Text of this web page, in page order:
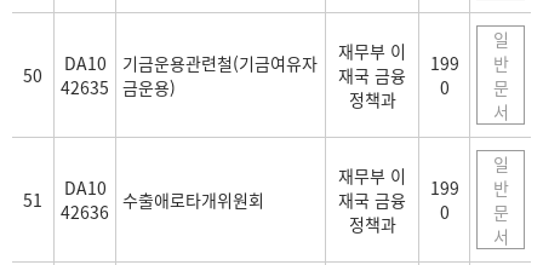
50
DA10
42635
기금운용관련철(기금여유자
금운용)
재무부 이
재국 금융
정책과
199
0
일
반
문
서
51
DA10
42636 수출애로타개위원회
재무부 이
재국 금융
정책과
199
0
일
반
문
서